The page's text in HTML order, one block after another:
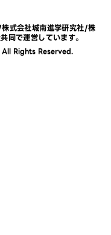
株式会社城南進学研究社/株
同で運営しています。
Rights Reserved.